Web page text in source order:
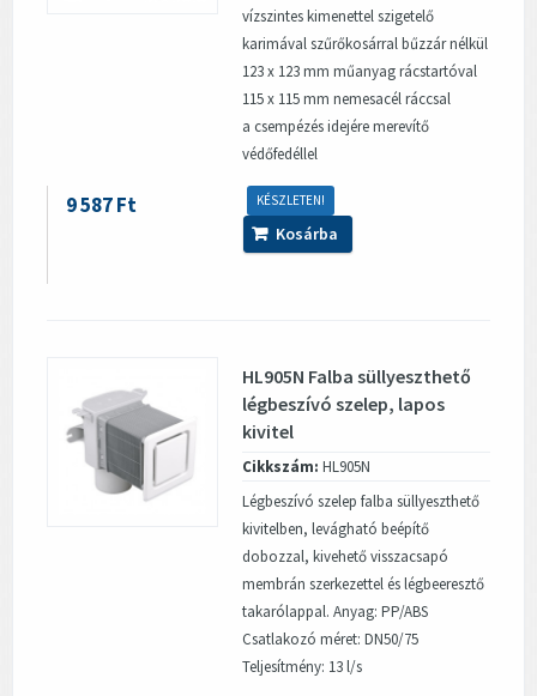
vízszintes kimenettel szigetelő
karimával szűrőkosárral bűzzár nélkül
123 x 123 mm műanyag rácstartóval
115 x 115 mm nemesacél ráccsal
a csempézés idejére merevítő
védőfedéllel
KÉSZLETEN!
9 587 Ft
Kosárba
HL905N Falba süllyeszthető
légbeszívó szelep, lapos
kivitel
Cikkszám: HL905N
Légbeszívó szelep falba süllyeszthető
kivitelben, levágható beépítő
dobozzal, kivehető visszacsapó
membrán szerkezettel és légbeeresztő
takarólappal. Anyag: PP/ABS
Csatlakozó méret: DN50/75
Teljesítmény: 13 l/s